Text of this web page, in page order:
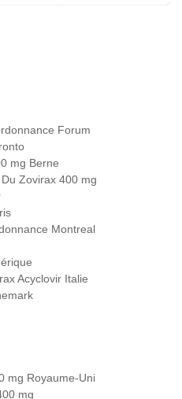
Forum
mg Berne
Zovirax 400 mg
Montreal
Acyclovir Italie
mg Royaume-Uni
mg